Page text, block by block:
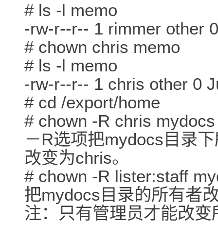
# ls -l memo
-rw-r--r-- 1 rimmer
# chown chris memo
# ls -l memo
-rw-r--r-- 1 chris other 0
# cd /export/home
# chown -R chris
－R选项把mydocs目录
改变为chris。
# chown -R lister:staff
把mydocs目录的所有
注：只有管理员才能改